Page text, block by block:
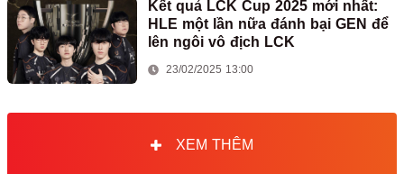
Kết quả LCK Cup 2025 mới nhất:
HLE một lần nữa đánh bại GEN để
lên ngôi vô địch LCK
23/02/2025 13:00
XEM THÊM